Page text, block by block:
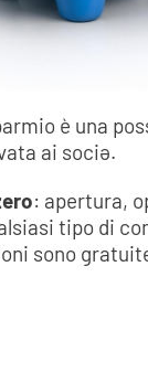
è una
ai sociə.
: apertura,
tipo di
sono